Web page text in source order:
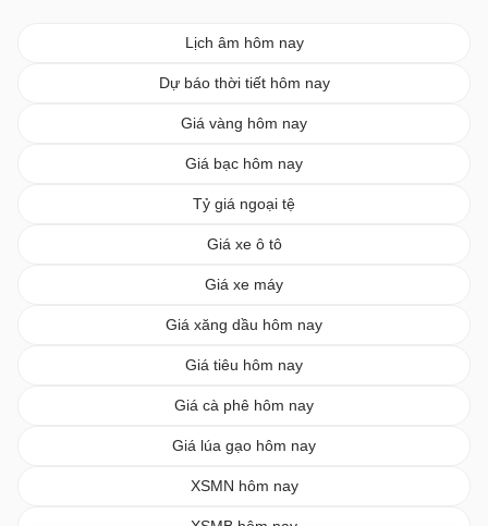
Lịch âm hôm nay
Dự báo thời tiết hôm nay
Giá vàng hôm nay
Giá bạc hôm nay
Tỷ giá ngoại tệ
Giá xe ô tô
Giá xe máy
Giá xăng dầu hôm nay
Giá tiêu hôm nay
Giá cà phê hôm nay
Giá lúa gạo hôm nay
XSMN hôm nay